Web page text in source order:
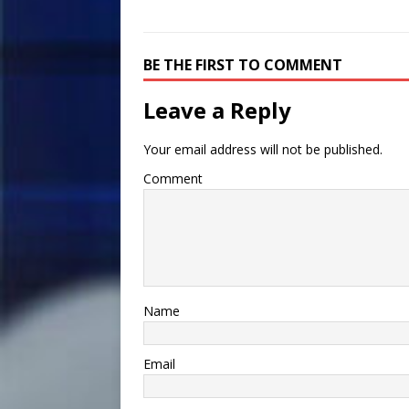
BE THE FIRST TO COMMENT
Leave a Reply
Your email address will not be published.
Comment
Name
Email